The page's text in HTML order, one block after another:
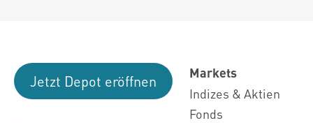
Jetzt Depot eröffnen
Markets
Indizes & Aktien
Fonds